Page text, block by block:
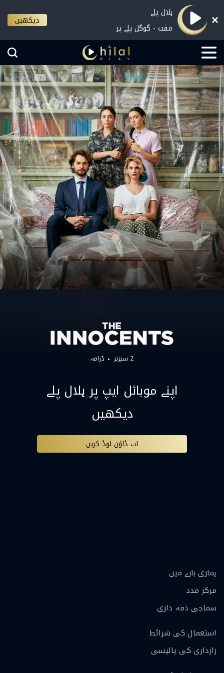
ہلال پلے
مفت - گوگل پلے پر
دیکھیں
2 سیزنز ڈرامہ
اپنے موبائل ایپ پر ہلال پلے
دیکھیں
اب ڈاؤن لوڈ کریں
ہماری بارے ميں
مرکز مدد
سماجی ذمہ داری
استعمال کی شرائط
رازداری کی پالیسی